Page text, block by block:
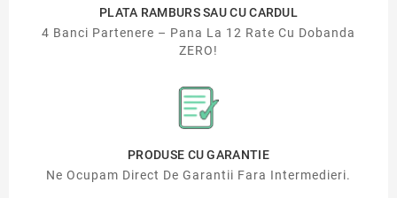
PLATA RAMBURS SAU CU CARDUL
4 Banci Partenere – Pana La 12 Rate Cu Dobanda
ZERO!
PRODUSE CU GARANTIE
Ne Ocupam Direct De Garantii Fara Intermedieri.